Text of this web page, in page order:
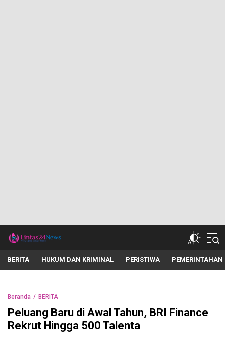
lintas24news.com
Menyingkap Setiap Realita
BERITA HUKUM DAN KRIMINAL PERISTIWA PEMERINTAHAN
Beranda BERITA
Peluang Baru di Awal Tahun, BRI Finance
Rekrut Hingga 500 Talenta